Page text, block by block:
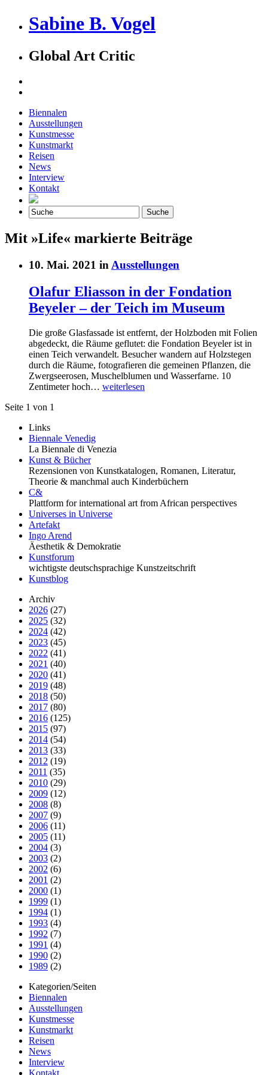
Sabine B. Vogel
Global Art Critic
Biennalen
Ausstellungen
Kunstmesse
Kunstmarkt
Reisen
News
Interview
Kontakt
Mit »Life« markierte Beiträge
10. Mai. 2021 in Ausstellungen
Olafur Eliasson in der Fondation
Beyeler – der Teich im Museum
Die große Glasfassade ist entfernt, der Holzboden mit Folien
abgedeckt, die Räume geflutet: die Fondation Beyeler ist in
einen Teich verwandelt. Besucher wandern auf Holzstegen
durch die Räume, fotografieren die gemeinen Pflanzen, die
Zwergseerosen, Muschelblumen und Wasserfarne. 10
Zentimeter hoch… weiterlesen
Seite 1 von 1
Links
Biennale Venedig
La Biennale di Venezia
Kunst & Bücher
Rezensionen von Kunstkatalogen, Romanen, Literatur,
Theorie & manchmal auch Kinderbüchern
C&
Plattform for international art from African perspectives
Universes in Universe
Artefakt
Ingo Arend
Äesthetik & Demokratie
Kunstforum
wichtigste deutschsprachige Kunstzeitschrift
Kunstblog
Archiv
2026 (27)
2025 (32)
2024 (42)
2023 (45)
2022 (41)
2021 (40)
2020 (41)
2019 (48)
2018 (50)
2017 (80)
2016 (125)
2015 (97)
2014 (54)
2013 (33)
2012 (19)
2011 (35)
2010 (29)
2009 (12)
2008 (8)
2007 (9)
2006 (11)
2005 (11)
2004 (3)
2003 (2)
2002 (6)
2001 (2)
2000 (1)
1999 (1)
1994 (1)
1993 (4)
1992 (7)
1991 (4)
1990 (2)
1989 (2)
Kategorien/Seiten
Biennalen
Ausstellungen
Kunstmesse
Kunstmarkt
Reisen
News
Interview